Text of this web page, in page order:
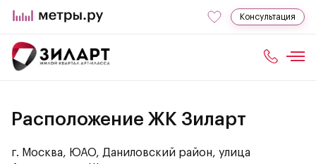
Консультация
Расположение ЖК Зиларт
г. Москва, ЮАО, Даниловский район, улица